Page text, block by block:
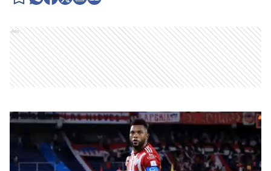
Ads